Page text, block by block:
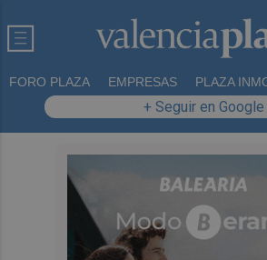
FORO PLAZA EMPRESAS PLAZA
+ Seguir en Google